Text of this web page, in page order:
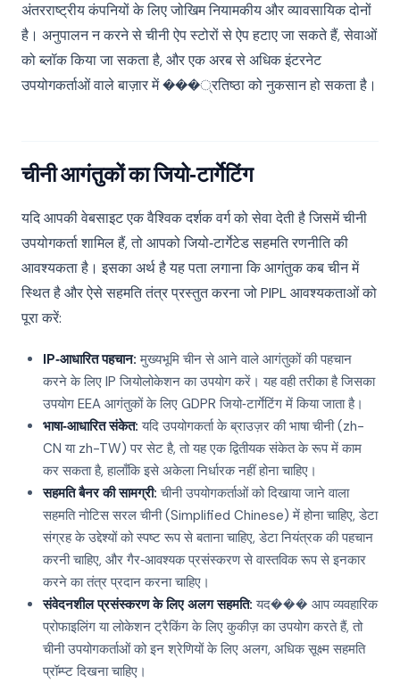
अंतरराष्ट्रीय कंपनियों के लिए जोखिम नियामकीय और व्यावसायिक दोनों
है। अनुपालन न करने से चीनी ऐप स्टोरों से ऐप हटाए जा सकते हैं, सेवाओं
को ब्लॉक किया जा सकता है, और एक अरब से अधिक इंटरनेट
उपयोगकर्ताओं वाले बाज़ार में ���्रतिष्ठा को नुकसान हो सकता है।
चीनी आगंतुकों का जियो‑टार्गेटिंग
यदि आपकी वेबसाइट एक वैश्विक दर्शक वर्ग को सेवा देती है जिसमें चीनी
उपयोगकर्ता शामिल हैं, तो आपको जियो‑टार्गेटेड सहमति रणनीति की
आवश्यकता है। इसका अर्थ है यह पता लगाना कि आगंतुक कब चीन में
स्थित है और ऐसे सहमति तंत्र प्रस्तुत करना जो PIPL आवश्यकताओं को
पूरा करें:
IP‑आधारित पहचान: मुख्यभूमि चीन से आने वाले आगंतुकों की पहचान
करने के लिए IP जियोलोकेशन का उपयोग करें। यह वही तरीका है जिसका
उपयोग EEA आगंतुकों के लिए GDPR जियो‑टार्गेटिंग में किया जाता है।
भाषा‑आधारित संकेत: यदि उपयोगकर्ता के ब्राउज़र की भाषा चीनी (zh-
CN या zh-TW) पर सेट है, तो यह एक द्वितीयक संकेत के रूप में काम
कर सकता है, हालाँकि इसे अकेला निर्धारक नहीं होना चाहिए।
सहमति बैनर की सामग्री: चीनी उपयोगकर्ताओं को दिखाया जाने वाला
सहमति नोटिस सरल चीनी (Simplified Chinese) में होना चाहिए, डेटा
संग्रह के उद्देश्यों को स्पष्ट रूप से बताना चाहिए, डेटा नियंत्रक की पहचान
करनी चाहिए, और गैर‑आवश्यक प्रसंस्करण से वास्तविक रूप से इनकार
करने का तंत्र प्रदान करना चाहिए।
संवेदनशील प्रसंस्करण के लिए अलग सहमति: यद��� आप व्यवहारिक
प्रोफाइलिंग या लोकेशन ट्रैकिंग के लिए कुकीज़ का उपयोग करते हैं, तो
चीनी उपयोगकर्ताओं को इन श्रेणियों के लिए अलग, अधिक सूक्ष्म सहमति
प्रॉम्प्ट दिखना चाहिए।